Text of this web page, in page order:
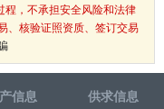
程，不承担安全风险和法律
、核验证照资质、签订交易
信息 供求信息